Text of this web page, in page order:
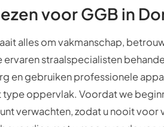
voor GGB in
alles om vakmanschap,
ervaren straalspecialisten
en gebruiken professionele
oppervlak. Voordat we
verwachten, zodat u nooit voor